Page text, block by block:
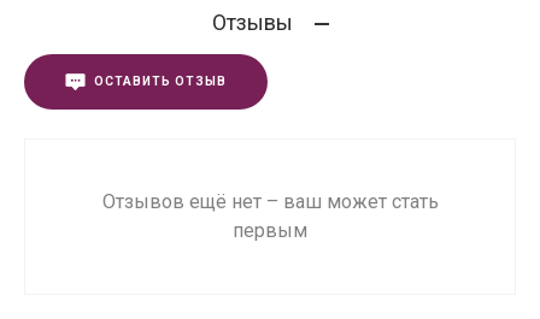
Отзывы
ОСТАВИТЬ ОТЗЫВ
Отзывов ещё нет – ваш может стать
первым